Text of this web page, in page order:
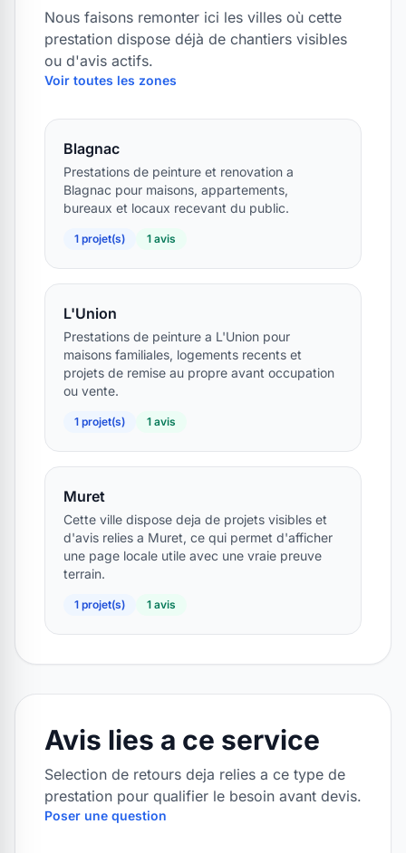
Nous faisons remonter ici les villes où cette
prestation dispose déjà de chantiers visibles
ou d'avis actifs.
Voir toutes les zones
Blagnac
Prestations de peinture et renovation a
Blagnac pour maisons, appartements,
bureaux et locaux recevant du public.
1 projet(s) 1 avis
L'Union
Prestations de peinture a L'Union pour
maisons familiales, logements recents et
projets de remise au propre avant occupation
ou vente.
1 projet(s) 1 avis
Muret
Cette ville dispose deja de projets visibles et
d'avis relies a Muret, ce qui permet d'afficher
une page locale utile avec une vraie preuve
terrain.
1 projet(s) 1 avis
Avis lies a ce service
Selection de retours deja relies a ce type de
prestation pour qualifier le besoin avant devis.
Poser une question